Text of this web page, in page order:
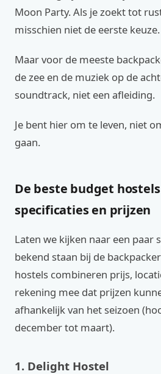
Moon Party. Als je zoekt tot
misschien niet de eerste keuze.
Maar voor de meeste
de zee en de muziek op de
soundtrack, niet een afleiding.
Je bent hier om te leven, niet
gaan.
De beste budget
specificaties en prijzen
Laten we kijken naar een paar
bekend staan bij de
hostels combineren prijs,
rekening mee dat prijzen
afhankelijk van het seizoen
december tot maart).
1. Delight Hostel